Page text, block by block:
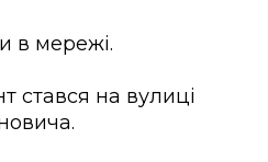
в мережі.
стався на вулиці